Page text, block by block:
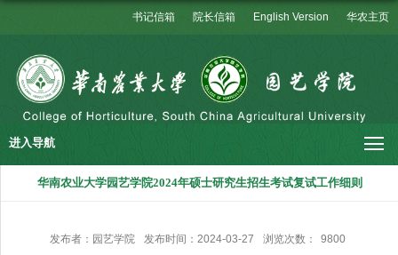
书记信箱 院长信箱 English Version 华农主页
进入导航
华南农业大学园艺学院2024年硕士研究生招生考试复试工作细则
发布者：园艺学院 发布时间：2024-03-27 浏览次数： 9800